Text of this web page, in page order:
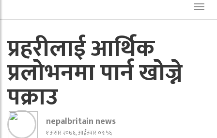
प्रहरीलाई आर्थिक
प्रलोभनमा पार्न खोज्ने
पक्राउ
nepalbritain news
१ असार २०७६, आईतवार ०९:५६